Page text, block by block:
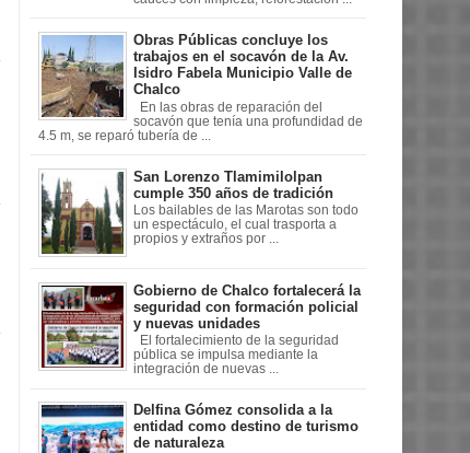
Obras Públicas concluye los
trabajos en el socavón de la Av.
Isidro Fabela Municipio Valle de
Chalco
En las obras de reparación del
socavón que tenía una profundidad de
4.5 m, se reparó tubería de ...
San Lorenzo Tlamimilolpan
cumple 350 años de tradición
Los bailables de las Marotas son todo
un espectáculo, el cual trasporta a
propios y extraños por ...
Gobierno de Chalco fortalecerá la
seguridad con formación policial
y nuevas unidades
El fortalecimiento de la seguridad
pública se impulsa mediante la
integración de nuevas ...
Delfina Gómez consolida a la
entidad como destino de turismo
de naturaleza